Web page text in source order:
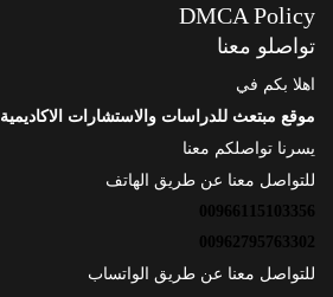
DMCA Policy
تواصلو معنا
اهلا بكم في
موقع مبتعث للدراسات والاستشارات الاكاديمية
يسرنا تواصلكم معنا
للتواصل معنا عن طريق الهاتف
00966115103356
00962795763302
للتواصل معنا عن طريق الواتساب